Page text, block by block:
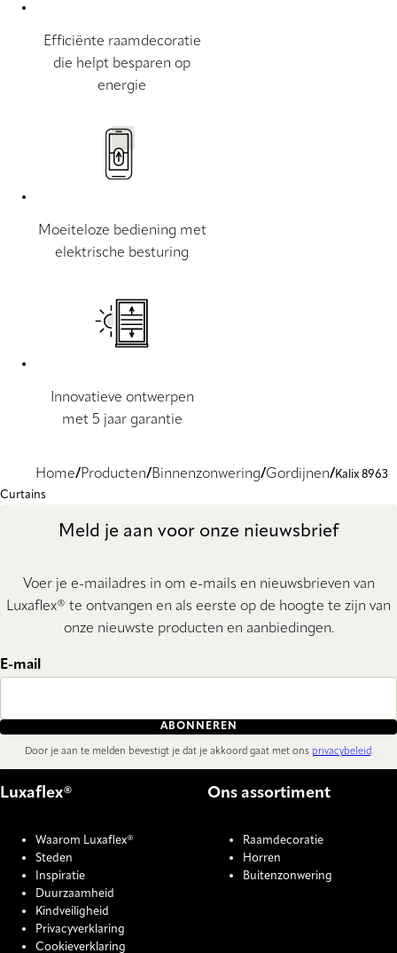
Efficiënte raamdecoratie
die helpt besparen op
energie
Moeiteloze bediening met
elektrische besturing
Innovatieve ontwerpen
met 5 jaar garantie
Home Producten Binnenzonwering Gordijnen
Kalix 8963
Curtains
Meld je aan voor onze nieuwsbrief
Voer je e-mailadres in om e-mails en nieuwsbrieven van
Luxaflex® te ontvangen en als eerste op de hoogte te zijn van
onze nieuwste producten en aanbiedingen.
E-mail
ABONNEREN
Door je aan te melden bevestigt je dat je akkoord gaat met ons privacybeleid.
Luxaflex®
Waarom Luxaflex®
Steden
Inspiratie
Duurzaamheid
Kindveiligheid
Privacyverklaring
Cookieverklaring
Ons assortiment
Raamdecoratie
Horren
Buitenzonwering